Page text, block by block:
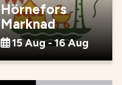
Hörnefors
Marknad
15 Aug - 16 Aug